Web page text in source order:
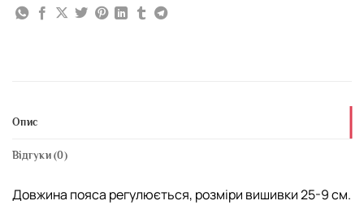
Опис
Відгуки (0)
Довжина пояса регулюється, розміри вишивки 25-9 см.